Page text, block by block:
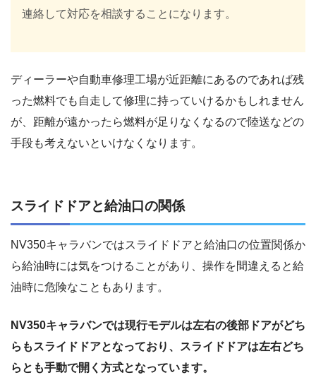
連絡して対応を相談することになります。
ディーラーや自動車修理工場が近距離にあるのであれば残
った燃料でも自走して修理に持っていけるかもしれません
が、距離が遠かったら燃料が足りなくなるので陸送などの
手段も考えないといけなくなります。
スライドドアと給油口の関係
NV350キャラバンではスライドドアと給油口の位置関係か
ら給油時には気をつけることがあり、操作を間違えると給
油時に危険なこともあります。
NV350キャラバンでは現行モデルは左右の後部ドアがどち
らもスライドドアとなっており、スライドドアは左右どち
らとも手動で開く方式となっています。